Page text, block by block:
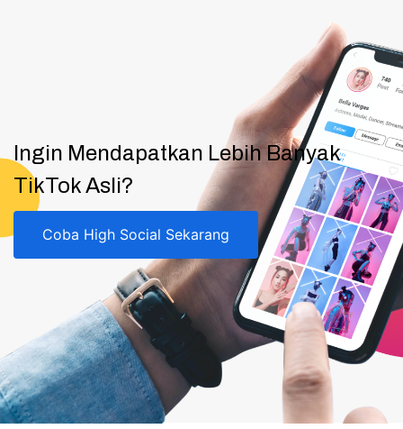
Ingin Mendapatkan Lebih Banyak
TikTok Asli?
Coba High Social Sekarang